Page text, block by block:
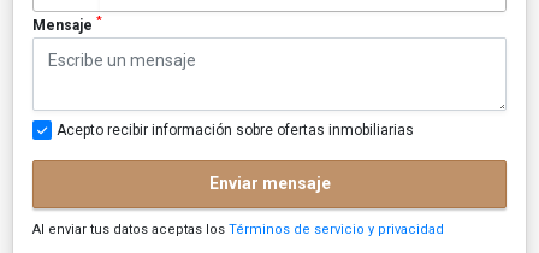
Mensaje *
Acepto recibir información sobre ofertas inmobiliarias
Enviar mensaje
Al enviar tus datos aceptas los Términos de servicio y privacidad